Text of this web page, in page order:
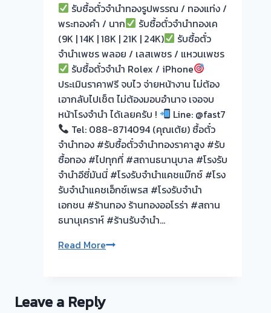
ประเมิน
หน้า
ตั๋ว
ฟรี
จ่าย
สด
ทันที
ไม่
ต้อง
รอ
จบไว
ผล
งาน
วัน
ตั๋ว
รับซื้อตั๋วจำนำทองรูปพรรณ / ทองแท่ง /
พระทองคำ / นาก
รับซื้อตั๋วจำนำทองเค
(9K | 14K | 18K | 21K | 24K)
รับซื้อตั๋ว
จำนำเพชร พลอย / เลสเพชร / แหวนเพชร
รับซื้อตั๋วจำนำ Rolex / iPhone
ประเมินราคาฟรี จบไว จ่ายหน้างาน ไม่ต้อง
เอากลับไปเช็ต ไม่ต้องมอบอำนาจ เจอจบ
หน้าโรงจำนำ ได้เลยครับ !
Line: @fast7
Tel: 088-8714094 (คุณเต้ย) ซื้อตั๋ว
จำนำทอง #รับซื้อตั๋วจำนำทองราคาสูง #รับ
ซื้อทอง #ไปทุกที่ #สถานธนานุบาล #โรงรับ
จำนำอีซี่มันนี่ #โรงรับจำนำแคชแม๊กซ์ #โรง
รับจำนำแคชเอ็กซ์เพรส #โรงรับจำนำ
เอกชน #ร้านทอง ร้านทองออโรร่า #สถาน
ธนานุเคราห์ #ร้านรับจำนำ…
Read More
จำนำ
Leave a Reply